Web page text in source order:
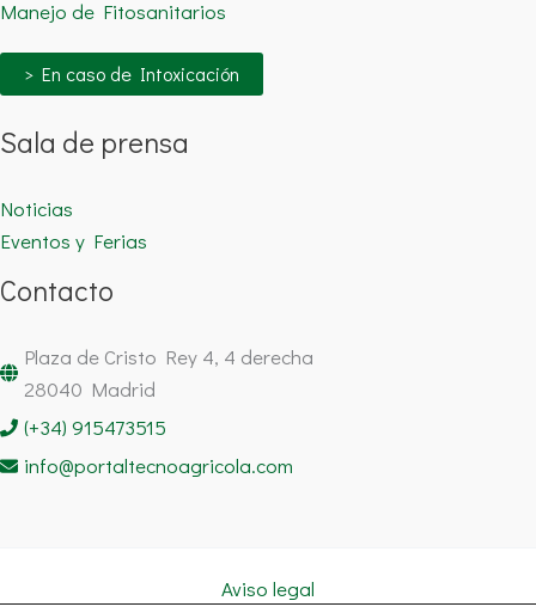
Manejo de Fitosanitarios
> En caso de Intoxicación
Sala de prensa
Noticias
Eventos y Ferias
Contacto
Plaza de Cristo Rey 4, 4 derecha
28040 Madrid
(+34) 915473515
info@portaltecnoagricola.com
Aviso legal